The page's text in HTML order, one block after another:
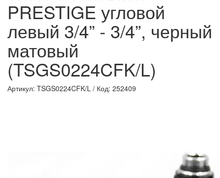
PRESTIGE угловой
левый 3/4” - 3/4”, черный
матовый
(TSGS0224CFK/L)
Артикул: TSGS0224CFK/L / Код: 252409